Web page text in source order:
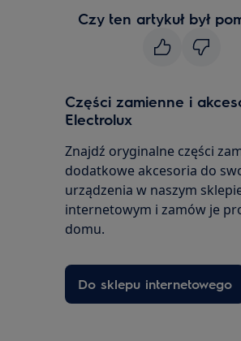
Czy ten artykuł był
Części zamienne i
Electrolux
Znajdź oryginalne części
dodatkowe akcesoria do
urządzenia w naszym
internetowym i zamów je
domu.
Do sklepu internetowego